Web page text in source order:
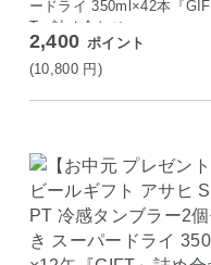
ードライ 350ml×42本『GIF
T』詰め合わせ
2,400 ポイント
(10,800 円 )